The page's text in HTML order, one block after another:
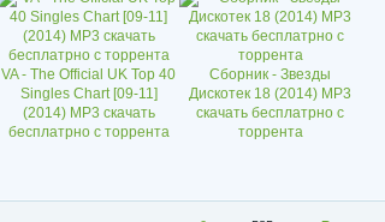
VA - The Official UK Top 40
Singles Chart [09-11]
(2014) MP3 скачать
бесплатрно с торрента
Сборник - Звезды
Дискотек 18 (2014) MP3
скачать бесплатрно с
торрента